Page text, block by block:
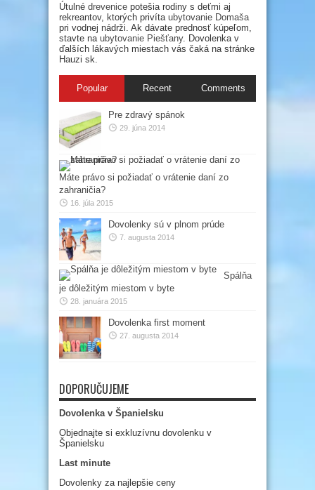
Útulné drevenice potešia rodiny s deťmi aj
rekreantov, ktorých privíta ubytovanie Domaša
pri vodnej nádrži. Ak dávate prednosť kúpeľom,
stavte na ubytovanie Piešťany. Dovolenka v
ďalších lákavých miestach vás čaká na stránke
Hauzi sk.
Popular Recent Comments
Pre zdravý spánok
29. júna 2014
Máte právo si požiadať o vrátenie daní zo
zahraničia?
16. júla 2015
Dovolenky sú v plnom prúde
7. augusta 2014
Spálňa
je dôležitým miestom v byte
28. januára 2015
Dovolenka first moment
27. augusta 2014
DOPORUČUJEME
Dovolenka v Španielsku
Objednajte si exkluzívnu dovolenku v
Španielsku
Last minute
Dovolenky za najlepšie ceny